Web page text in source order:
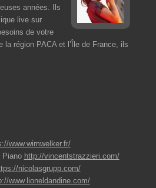
années. Ils
live sur
de votre
la région PACA et l’Île de France, ils
www.wimwelker.fr/
Piano http://vincentstrazzieri.com/
nicolasgrupp.com/
www.lioneldandine.com/